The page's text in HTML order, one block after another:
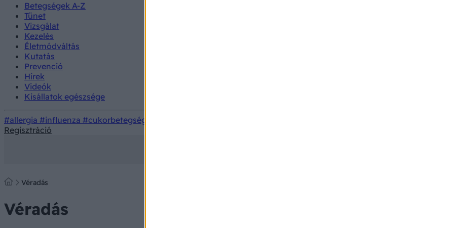
Betegségek A-Z
Tünet
Vizsgálat
Kezelés
Életmódváltás
Kutatás
Prevenció
Hírek
Videók
Kisállatok egészsége
#allergia #influenza #cukorbetegség
Regisztráció
Véradás
Véradás